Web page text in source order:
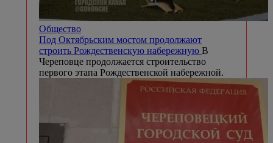
Общество
Под Октябрьским мостом продолжают
строить Рождественскую набережную В
Череповце продолжается строительство
первого этапа Рождественской набережной.